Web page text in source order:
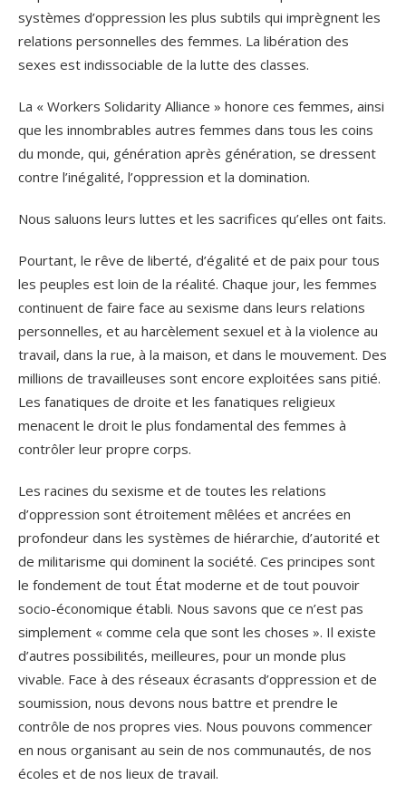
systèmes d’oppression les plus subtils qui imprègnent les
relations personnelles des femmes. La libération des
sexes est indissociable de la lutte des classes.
La « Workers Solidarity Alliance » honore ces femmes, ainsi
que les innombrables autres femmes dans tous les coins
du monde, qui, génération après génération, se dressent
contre l’inégalité, l’oppression et la domination.
Nous saluons leurs luttes et les sacrifices qu’elles ont faits.
Pourtant, le rêve de liberté, d’égalité et de paix pour tous
les peuples est loin de la réalité. Chaque jour, les femmes
continuent de faire face au sexisme dans leurs relations
personnelles, et au harcèlement sexuel et à la violence au
travail, dans la rue, à la maison, et dans le mouvement. Des
millions de travailleuses sont encore exploitées sans pitié.
Les fanatiques de droite et les fanatiques religieux
menacent le droit le plus fondamental des femmes à
contrôler leur propre corps.
Les racines du sexisme et de toutes les relations
d’oppression sont étroitement mêlées et ancrées en
profondeur dans les systèmes de hiérarchie, d’autorité et
de militarisme qui dominent la société. Ces principes sont
le fondement de tout État moderne et de tout pouvoir
socio-économique établi. Nous savons que ce n’est pas
simplement « comme cela que sont les choses ». Il existe
d’autres possibilités, meilleures, pour un monde plus
vivable. Face à des réseaux écrasants d’oppression et de
soumission, nous devons nous battre et prendre le
contrôle de nos propres vies. Nous pouvons commencer
en nous organisant au sein de nos communautés, de nos
écoles et de nos lieux de travail.